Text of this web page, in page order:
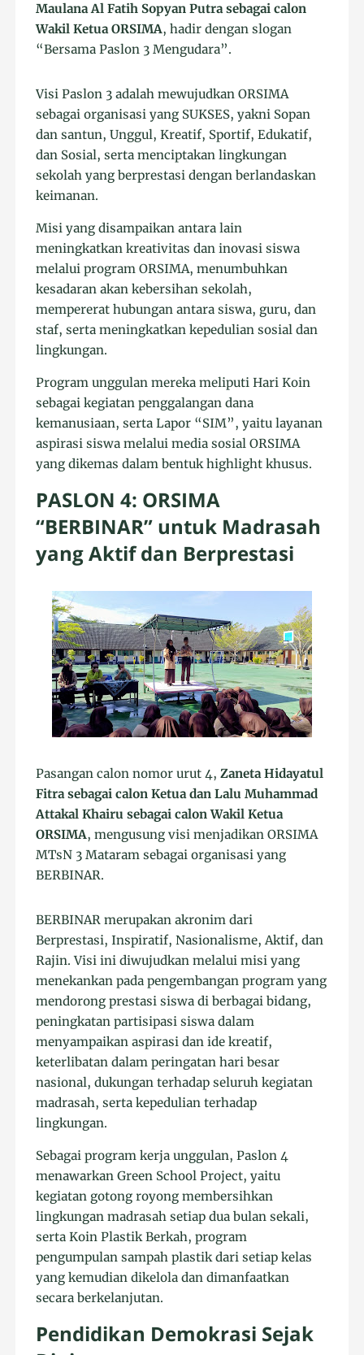
Maulana Al Fatih Sopyan Putra sebagai calon
Wakil Ketua ORSIMA, hadir dengan slogan
“Bersama Paslon 3 Mengudara”.
Visi Paslon 3 adalah mewujudkan ORSIMA
sebagai organisasi yang SUKSES, yakni Sopan
dan santun, Unggul, Kreatif, Sportif, Edukatif,
dan Sosial, serta menciptakan lingkungan
sekolah yang berprestasi dengan berlandaskan
keimanan.
Misi yang disampaikan antara lain
meningkatkan kreativitas dan inovasi siswa
melalui program ORSIMA, menumbuhkan
kesadaran akan kebersihan sekolah,
mempererat hubungan antara siswa, guru, dan
staf, serta meningkatkan kepedulian sosial dan
lingkungan.
Program unggulan mereka meliputi Hari Koin
sebagai kegiatan penggalangan dana
kemanusiaan, serta Lapor “SIM”, yaitu layanan
aspirasi siswa melalui media sosial ORSIMA
yang dikemas dalam bentuk highlight khusus.
PASLON 4: ORSIMA
“BERBINAR” untuk Madrasah
yang Aktif dan Berprestasi
Pasangan calon nomor urut 4,Zaneta Hidayatul
Fitra sebagai calon Ketua dan Lalu Muhammad
Attakal Khairu sebagai calon Wakil Ketua
ORSIMA, mengusung visi menjadikan ORSIMA
MTsN 3 Mataram sebagai organisasi yang
BERBINAR.
BERBINAR merupakan akronim dari
Berprestasi, Inspiratif, Nasionalisme, Aktif, dan
Rajin. Visi ini diwujudkan melalui misi yang
menekankan pada pengembangan program yang
mendorong prestasi siswa di berbagai bidang,
peningkatan partisipasi siswa dalam
menyampaikan aspirasi dan ide kreatif,
keterlibatan dalam peringatan hari besar
nasional, dukungan terhadap seluruh kegiatan
madrasah, serta kepedulian terhadap
lingkungan.
Sebagai program kerja unggulan, Paslon 4
menawarkan Green School Project, yaitu
kegiatan gotong royong membersihkan
lingkungan madrasah setiap dua bulan sekali,
serta Koin Plastik Berkah, program
pengumpulan sampah plastik dari setiap kelas
yang kemudian dikelola dan dimanfaatkan
secara berkelanjutan.
Pendidikan Demokrasi Sejak